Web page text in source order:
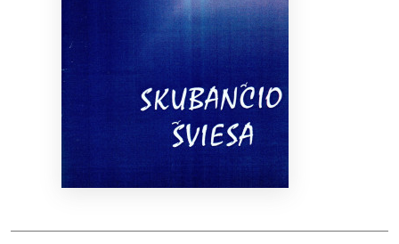
+370 667 80 541